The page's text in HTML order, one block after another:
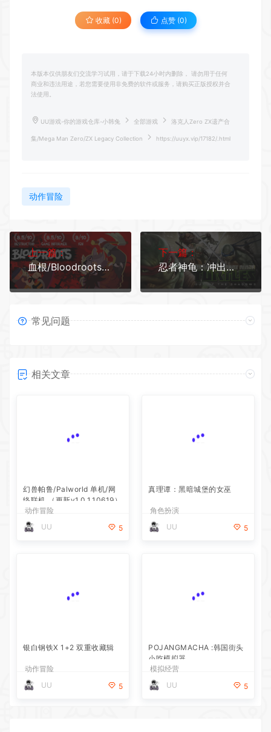
收藏 (0) 点赞 (0)
本版本仅供朋友们交流学习试用，请于下载24小时内删除， 请勿用于任何
商业和违法用途，若您需要使用非免费的软件或服务，请购买正版授权并合
法使用。
UU游戏-你的游戏仓库-小韩兔 全部游戏 洛克人Zero ZX遗产合
集/Mega Man Zero/ZX Legacy Collection https://uuyx.vip/17182/.html
动作冒险
上一篇：
血根/Bloodroots（v13.03.2021）
下一篇：
忍者神龟：冲出阴暗/Teenage Mutant Ninja Turtles
常见问题
相关文章
幻兽帕鲁/Palworld 单机/网
络联机 （更新v1.0.1.10619）
动作冒险
UU
5
真理谭：黑暗城堡的女巫
角色扮演
UU
5
银白钢铁X 1+2 双重收藏辑
动作冒险
UU
5
POJANGMACHA :韩国街头
小吃模拟器
模拟经营
UU
5